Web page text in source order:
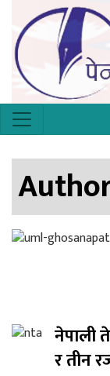
नेपाली
र तीन